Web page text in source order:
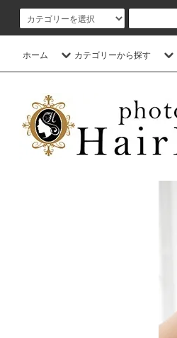
ホーム カテゴリーから探す